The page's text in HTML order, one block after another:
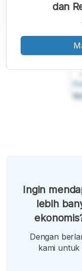
dan
Ingin
lebih
Dengan
kami untuk